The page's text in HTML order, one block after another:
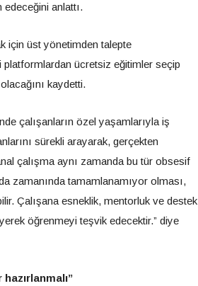
anlattı.
için üst yönetimden talepte
platformlardan ücretsiz eğitimler seçip
kaydetti.
çalışanların özel yaşamlarıyla iş
sürekli arayarak, gerçekten
çalışma aynı zamanda bu tür obsesif
zamanında tamamlanamıyor olması,
Çalışana esneklik, mentorluk ve destek
öğrenmeyi teşvik edecektir.” diye